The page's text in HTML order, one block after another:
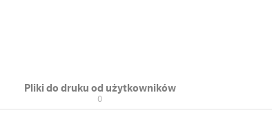
Pliki do druku od użytkowników
0